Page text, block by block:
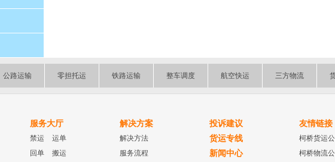
公路运输 零担托运 铁路运输 整车调度 航空快运 三方物流
服务大厅
禁运
运单
回单
搬运
解决方案
解决方法
服务流程
投诉建议
货运专线
新闻中心
友情链接
柯桥货运
柯桥物流公